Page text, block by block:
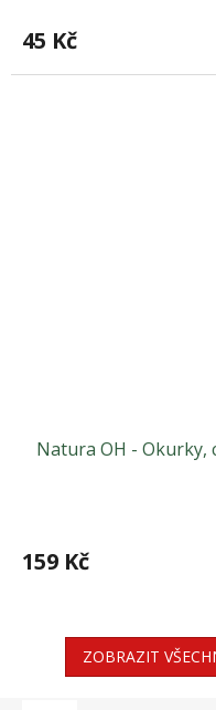
45 Kč
Natura OH - Okurky,
159 Kč
ZOBRAZIT